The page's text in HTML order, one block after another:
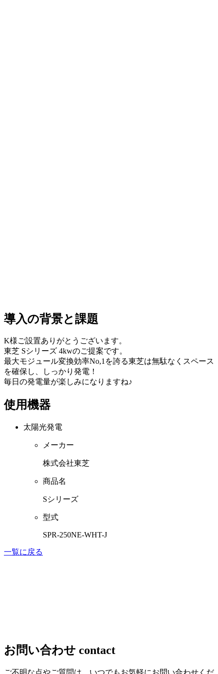
導入の背景と課題
K様ご設置ありがとうございます。
東芝 Sシリーズ 4kwのご提案です。
最大モジュール変換効率No,1を誇る東芝は無駄なくスペース
を確保し、しっかり発電！
毎日の発電量が楽しみになりますね♪
使用機器
太陽光発電
メーカー
株式会社東芝
商品名
Sシリーズ
型式
SPR-250NE-WHT-J
一覧に戻る
お問い合わせ contact
ご不明な点やご質問は、いつでもお気軽にお問い合わせくだ